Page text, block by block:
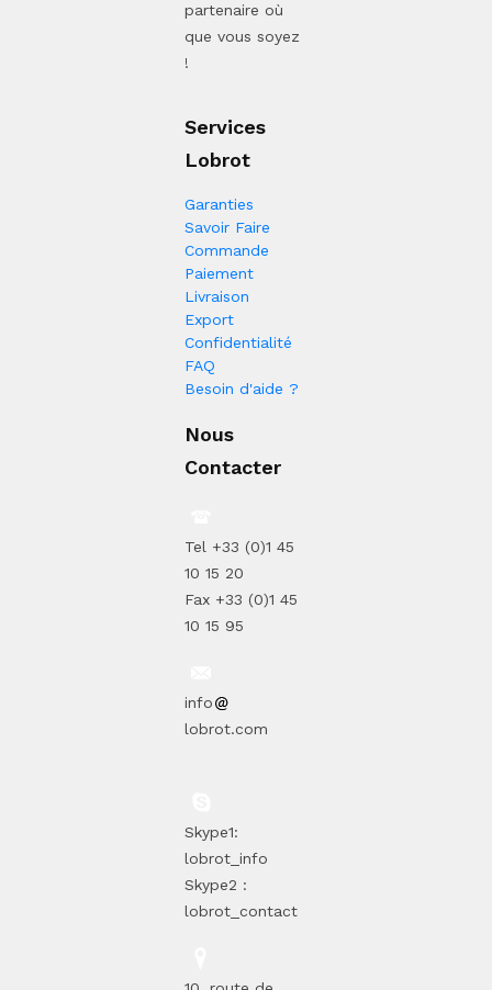
partenaire où
que vous soyez
!
Services
Lobrot
Garanties
Savoir Faire
Commande
Paiement
Livraison
Export
Confidentialité
FAQ
Besoin d'aide ?
Nous
Contacter
Tel +33 (0)1 45
10 15 20
Fax +33 (0)1 45
10 15 95
info
lobrot.com
Skype1:
lobrot_info
Skype2 :
lobrot_contact